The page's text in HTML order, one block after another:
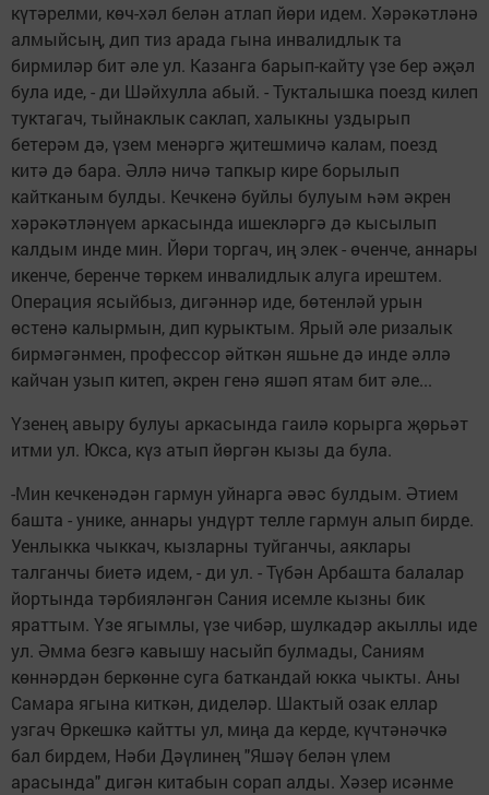
күтәрелми, көч-хәл белән атлап йөри идем. Хәрәкәтләнә
алмыйсың, дип тиз арада гына инвалидлык та
бирмиләр бит әле ул. Казанга барып-кайту үзе бер әҗәл
була иде, - ди Шәйхулла абый. - Тукталышка поезд килеп
туктагач, тыйнаклык саклап, халыкны уздырып
бетерәм дә, үзем менәргә җитешмичә калам, поезд
китә дә бара. Әллә ничә тапкыр кире борылып
кайтканым булды. Кечкенә буйлы булуым һәм әкрен
хәрәкәтләнүем аркасында ишекләргә дә кысылып
калдым инде мин. Йөри торгач, иң элек - өченче, аннары
икенче, беренче төркем инвалидлык алуга ирештем.
Операция ясыйбыз, дигәннәр иде, бөтенләй урын
өстенә калырмын, дип курыктым. Ярый әле ризалык
бирмәгәнмен, профессор әйткән яшьне дә инде әллә
кайчан узып китеп, әкрен генә яшәп ятам бит әле...
Үзенең авыру булуы аркасында гаилә корырга җөрьәт
итми ул. Юкса, күз атып йөргән кызы да була.
-Мин кечкенәдән гармун уйнарга әвәс булдым. Әтием
башта - унике, аннары ундүрт телле гармун алып бирде.
Уенлыкка чыккач, кызларны туйганчы, аяклары
талганчы биетә идем, - ди ул. - Түбән Арбашта балалар
йортында тәрбияләнгән Сания исемле кызны бик
яраттым. Үзе ягымлы, үзе чибәр, шулкадәр акыллы иде
ул. Әмма безгә кавышу насыйп булмады, Саниям
көннәрдән беркөнне суга баткандай юкка чыкты. Аны
Самара ягына киткән, диделәр. Шактый озак еллар
узгач Өркешкә кайтты ул, миңа да керде, күчтәнәчкә
бал бирдем, Нәби Дәүлинең "Яшәү белән үлем
арасында" дигән китабын сорап алды. Хәзер исәнме